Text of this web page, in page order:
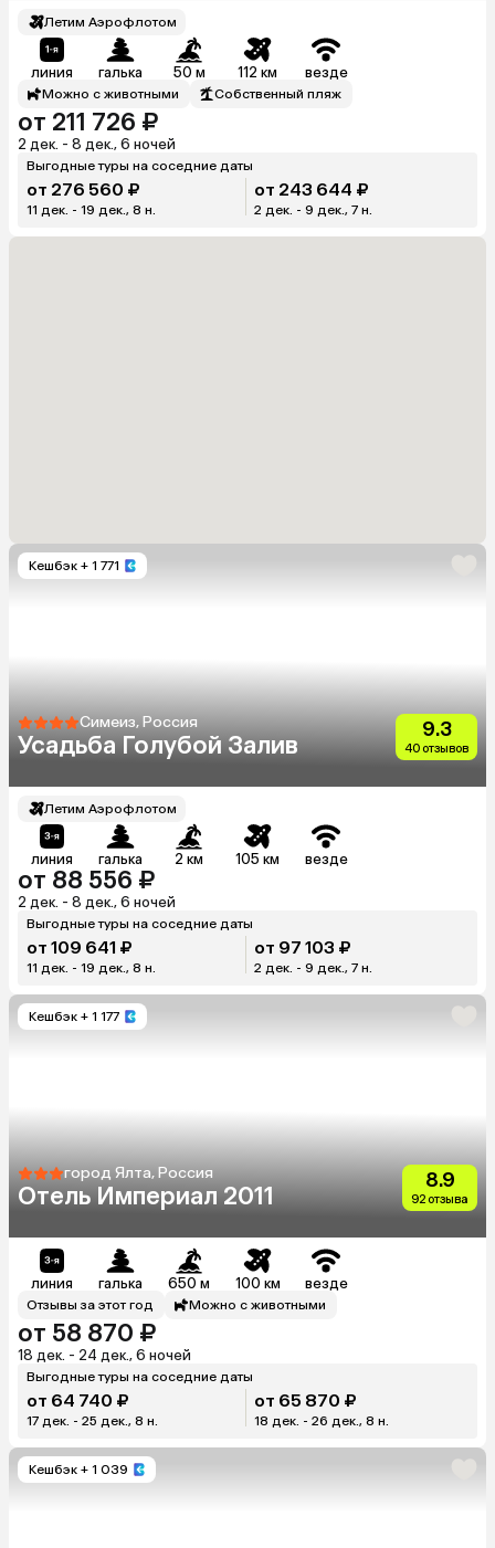
Летим Аэрофлотом
линия галька 50 м 112 км везде
Можно с животными Собственный пляж
от 211 726 ₽
2 дек. - 8 дек., 6 ночей
Выгодные туры на соседние даты
от 276 560 ₽
11 дек. - 19 дек., 8 н.
от 243 644 ₽
2 дек. - 9 дек., 7 н.
Кешбэк + 1 771
Симеиз, Россия
Усадьба Голубой Залив
9.3
40 отзывов
Летим Аэрофлотом
линия галька 2 км 105 км везде
от 88 556 ₽
2 дек. - 8 дек., 6 ночей
Выгодные туры на соседние даты
от 109 641 ₽
11 дек. - 19 дек., 8 н.
от 97 103 ₽
2 дек. - 9 дек., 7 н.
Кешбэк + 1 177
город Ялта, Россия
Отель Империал 2011
8.9
92 отзыва
линия галька 650 м 100 км везде
Отзывы за этот год Можно с животными
от 58 870 ₽
18 дек. - 24 дек., 6 ночей
Выгодные туры на соседние даты
от 64 740 ₽
17 дек. - 25 дек., 8 н.
от 65 870 ₽
18 дек. - 26 дек., 8 н.
Кешбэк + 1 039